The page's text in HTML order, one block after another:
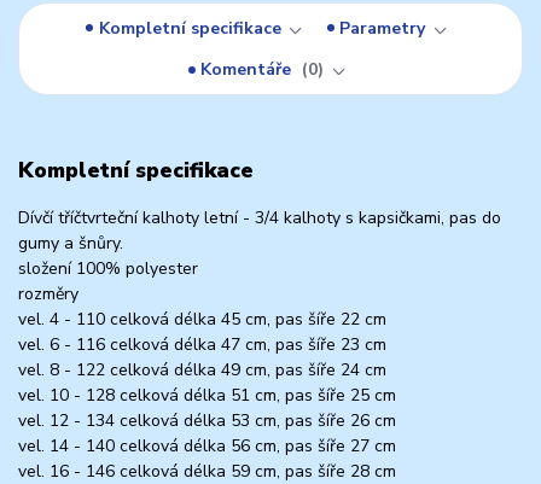
Kompletní specifikace
Parametry
Komentáře
0
Kompletní specifikace
Dívčí tříčtvrteční kalhoty letní - 3/4 kalhoty s kapsičkami, pas do
gumy a šnůry.
složení 100% polyester
rozměry
vel. 4 - 110 celková délka 45 cm, pas šíře 22 cm
vel. 6 - 116 celková délka 47 cm, pas šíře 23 cm
vel. 8 - 122 celková délka 49 cm, pas šíře 24 cm
vel. 10 - 128 celková délka 51 cm, pas šíře 25 cm
vel. 12 - 134 celková délka 53 cm, pas šíře 26 cm
vel. 14 - 140 celková délka 56 cm, pas šíře 27 cm
vel. 16 - 146 celková délka 59 cm, pas šíře 28 cm